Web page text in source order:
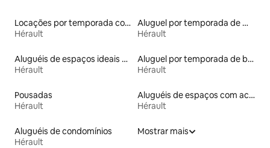
Locações por temporada com piscina
Hérault
Aluguel por temporada de microcasas
Hérault
Aluguéis de espaços ideais para famílias
Hérault
Aluguel por temporada de barcos
Hérault
Pousadas
Hérault
Aluguéis de espaços com acesso direto a pistas de esqui
Hérault
Aluguéis de condomínios
Hérault
Mostrar mais